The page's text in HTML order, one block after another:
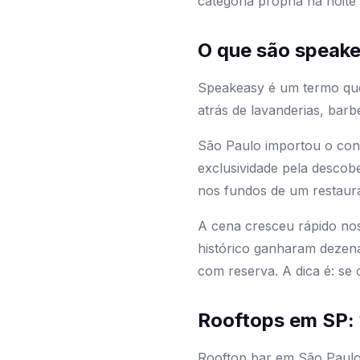
O que são
Speakeasy é um termo
atrás de lavanderias,
São Paulo importou o
exclusividade pela
nos fundos de um
A cena cresceu rápido
histórico ganharam
com reserva. A dica é:
Rooftops em